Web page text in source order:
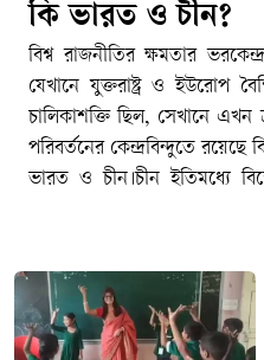
কি ভারত ও চীন?
বিশ্ব রাজনীতির ক্ষমতার
যেখানে যুক্তরাষ্ট্র ও ইউরোপ
চালিকাশক্তি ছিল, সেখানে
পরিবর্তনের কেন্দ্রবিন্দুতে
ভারত ও চীন।চীন ইতিমধ্যে
সম্প্রসারণ ও ক্রমবর্ধমান
ভবিষ্যতের অন্যতম গুরুত্বপূর্ণ
হলো—আগামী দুই দশকে বিশ্ব